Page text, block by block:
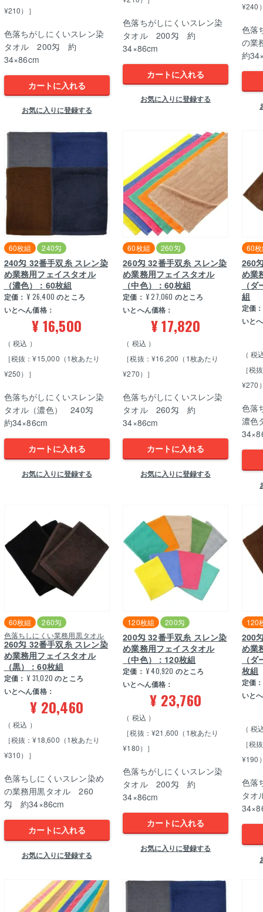
¥210）］
色落ちがしにくいスレン染
タオル 200匁 約
34×86cm
カートに入れる
お気に入りに登録する
色落ちがしにくいスレン染
タオル 200匁 約
34×86cm
カートに入れる
お気に入りに登録する
¥240
色落
の
約
60枚組 240匁
240匁 32番手双糸 スレン染
め業務用フェイスタオル
（濃色）：60枚組
定価： ¥ 26,400 のところ
いとへん価格：
¥16,500
税込
［税抜：¥15,000（1枚あたり
¥250）］
色落ちがしにくいスレン染
タオル（濃色） 240匁
約34×86cm
カートに入れる
お気に入りに登録する
60枚組 260匁
260匁 32番手双糸 スレン染
め業務用フェイスタオル
（中色）：60枚組
定価： ¥ 27,060 のところ
いとへん価格：
¥17,820
税込
［税抜：¥16,200（1枚あたり
¥270）］
色落ちがしにくいスレン染
タオル 260匁 約
34×86cm
カートに入れる
お気に入りに登録する
60
260
め業
（
組
定価：
いと
税
［税
¥270
色落
濃
60枚組
260匁
色落ちしにくい業務用黒タオル
260匁 32番手双糸 スレン染
め業務用フェイスタオル
（黒）：60枚組
定価： ¥ 31,020 のところ
いとへん価格：
¥ 20,460
税込
［税抜：¥18,600（1枚あたり
¥310）］
色落ちしにくいスレン染め
の業務用黒タオル 260
匁 約34×86cm
カートに入れる
お気に入りに登録する
120枚組 200匁
200匁 32番手双糸 スレン染
め業務用フェイスタオル
（中色）：120枚組
定価： ¥ 40,920 のところ
いとへん価格：
¥ 23,760
税込
［税抜：¥21,600（1枚あたり
¥180）］
色落ちがしにくいスレン染
タオル 200匁 約
34×86cm
カートに入れる
お気に入りに登録する
120
200
め業
（
枚組
定価：
いと
税
［税
¥190
色落
タ